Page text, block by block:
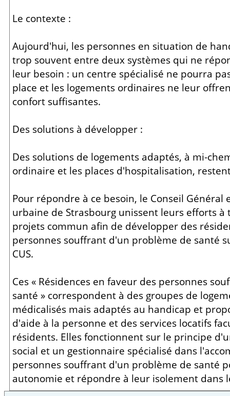
Le contexte :
Aujourd'hui, les personnes en situation de
trop souvent entre deux systèmes qui ne
leur besoin : un centre spécialisé ne pourra
place et les logements ordinaires ne leur
confort suffisantes.
Des solutions à développer :
Des solutions de logements adaptés, à mi-
ordinaire et les places d'hospitalisation,
Pour répondre à ce besoin, le Conseil Général
urbaine de Strasbourg unissent leurs efforts à
projets commun afin de développer des
personnes souffrant d'un problème de santé
CUS.
Ces « Résidences en faveur des personnes
santé » correspondent à des groupes de
médicalisés mais adaptés au handicap et
d'aide à la personne et des services locatifs
résidents. Elles fonctionnent sur le principe
social et un gestionnaire spécialisé dans
personnes souffrant d'un problème de santé
autonomie et répondre à leur isolement dans